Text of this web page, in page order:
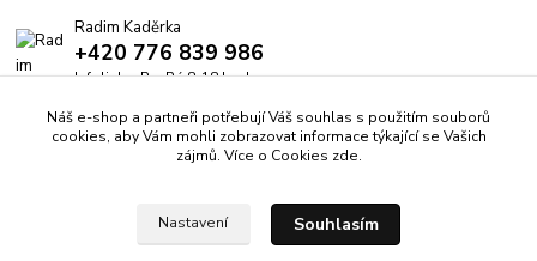
Radim Kaděrka
+420 776 839 986
Infolinka: Po-Pá 8-18 hod.
info@pricniky.cz
Náš e-shop a partneři potřebují Váš souhlas s použitím souborů
cookies, aby Vám mohli zobrazovat informace týkající se Vašich
zájmů. Více o Cookies zde.
Nastavení Souhlasím